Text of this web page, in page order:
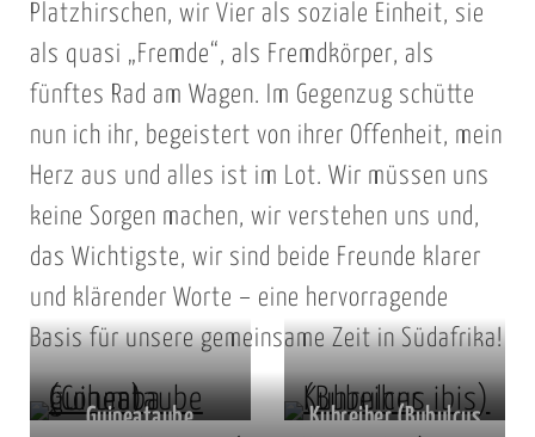
Platzhirschen, wir Vier als soziale Einheit, sie
als quasi „Fremde“, als Fremdkörper, als
fünftes Rad am Wagen. Im Gegenzug schütte
nun ich ihr, begeistert von ihrer Offenheit, mein
Herz aus und alles ist im Lot. Wir müssen uns
keine Sorgen machen, wir verstehen uns und,
das Wichtigste, wir sind beide Freunde klarer
und klärender Worte – eine hervorragende
Basis für unsere gemeinsame Zeit in Südafrika!
Guineataube
Kuhreiher (Bubulcus